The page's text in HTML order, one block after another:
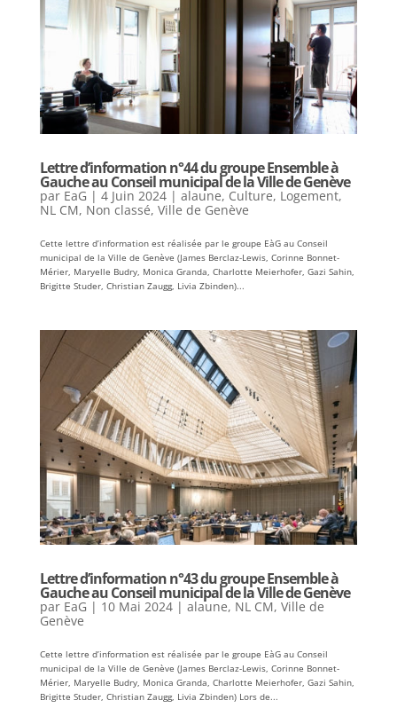
Lettre d’information n°44 du groupe Ensemble à
Gauche au Conseil municipal de la Ville de Genève
par EaG | 4 Juin 2024| alaune, Culture, Logement,
NL CM, Non classé, Ville de Genève
Cette lettre d’information est réalisée par le groupe EàG au Conseil
municipal de la Ville de Genève (James Berclaz-Lewis, Corinne Bonnet-
Mérier, Maryelle Budry, Monica Granda, Charlotte Meierhofer, Gazi Sahin,
Brigitte Studer, Christian Zaugg, Livia Zbinden)...
Lettre d’information n°43 du groupe Ensemble à
Gauche au Conseil municipal de la Ville de Genève
par EaG | 10 Mai 2024| alaune, NL CM, Ville de
Genève
Cette lettre d’information est réalisée par le groupe EàG au Conseil
municipal de la Ville de Genève (James Berclaz-Lewis, Corinne Bonnet-
Mérier, Maryelle Budry, Monica Granda, Charlotte Meierhofer, Gazi Sahin,
Brigitte Studer, Christian Zaugg, Livia Zbinden) Lors de...